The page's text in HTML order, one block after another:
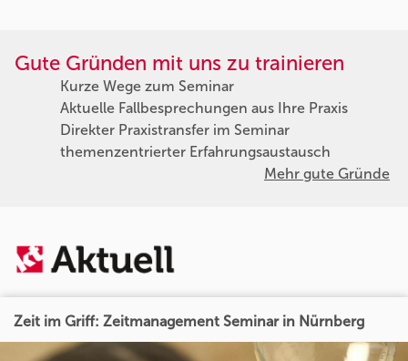
Gute Gründen mit uns zu trainieren
Kurze Wege zum Seminar
Aktuelle Fallbesprechungen aus Ihre Praxis
Direkter Praxistransfer im Seminar
themenzentrierter Erfahrungsaustausch
Mehr gute Gründe
Zeit im Griff: Zeitmanagement Seminar in Nürnberg